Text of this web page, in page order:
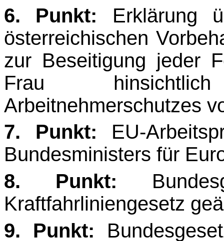
6. Punkt: Erklärung
österreichischen
zur Beseitigung jeder
Frau
Arbeitnehmerschutzes
7. Punkt: EU-
Bundesministers für
8. Punkt:
Kraftfahrliniengesetz
9. Punkt: